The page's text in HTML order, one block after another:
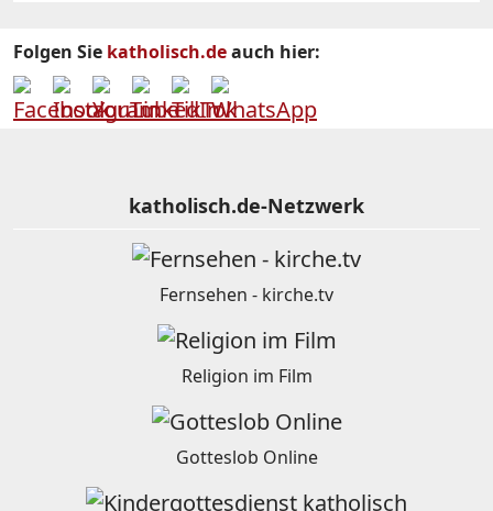
Folgen Sie katholisch.deauch hier:
katholisch.de-Netzwerk
Fernsehen - kirche.tv
Religion im Film
Gotteslob Online